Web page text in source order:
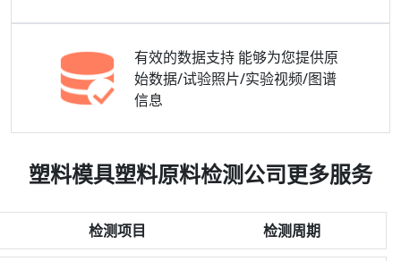
有效的数据支持 能够为您提供原
始数据/试验照片/实验视频/图谱
信息
塑料模具塑料原料检测公司更多服务
检测项目 检测周期